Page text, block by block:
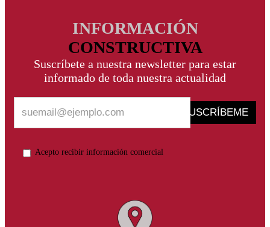
INFORMACIÓN
CONSTRUCTIVA
Suscríbete a nuestra newsletter para estar
informado de toda nuestra actualidad
SUSCRÍBEME
Acepto recibir información comercial